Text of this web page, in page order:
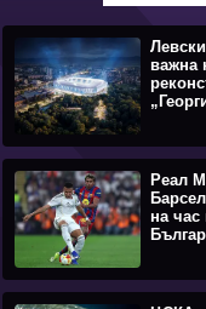
важна
Реал
на час